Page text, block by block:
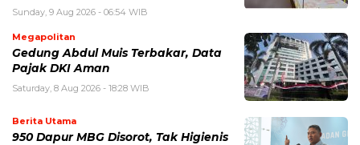
Sunday, 9 Aug 2026 - 06:54 WIB
Megapolitan
Gedung Abdul Muis Terbakar, Data
Pajak DKI Aman
Saturday, 8 Aug 2026 - 18:28 WIB
Berita Utama
950 Dapur MBG Disorot, Tak Higienis